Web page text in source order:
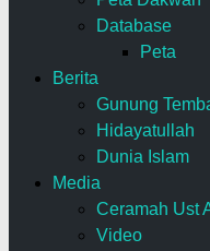
Database
Peta
Berita
Gunung
Hidayatullah
Dunia Islam
Media
Ceramah Ust
Video